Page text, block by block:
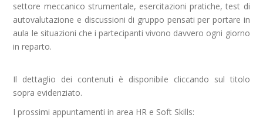
settore meccanico strumentale, esercitazioni pratiche, test di
autovalutazione e discussioni di gruppo pensati per portare in
aula le situazioni che i partecipanti vivono davvero ogni giorno
in reparto.
Il dettaglio dei contenuti è disponibile cliccando sul titolo
sopra evidenziato.
I prossimi appuntamenti in area HR e Soft Skills: